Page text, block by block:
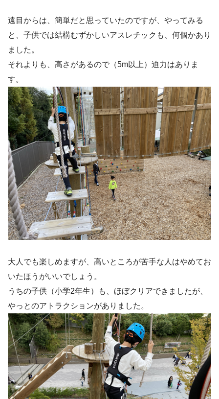
遠目からは、簡単だと思っていたのですが、やってみる
と、子供では結構むずかしいアスレチックも、何個かあり
ました。
それよりも、高さがあるので（5m以上）迫力はありま
す。
大人でも楽しめますが、高いところが苦手な人はやめてお
いたほうがいいでしょう。
うちの子供（小学2年生）も、ほぼクリアできましたが、
やっとのアトラクションがありました。